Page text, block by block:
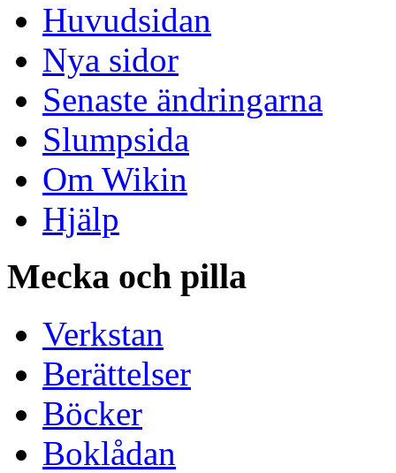
Huvudsidan
Nya sidor
Senaste ändringarna
Slumpsida
Om Wikin
Hjälp
Mecka och pilla
Verkstan
Berättelser
Böcker
Boklådan